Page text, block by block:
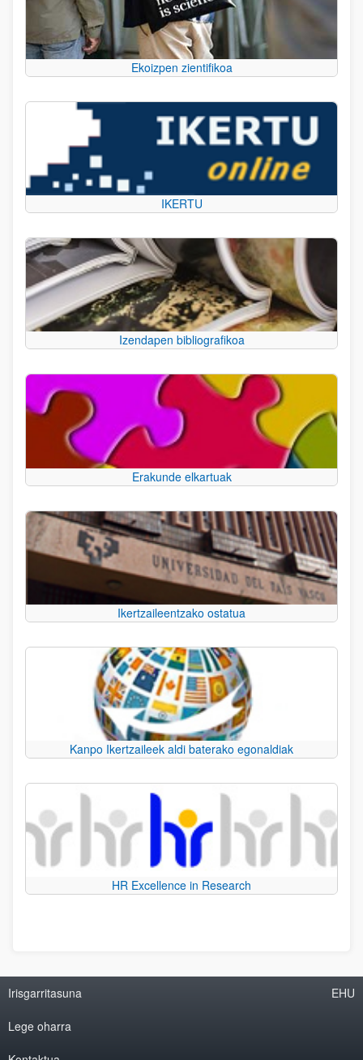
Ekoizpen zientifikoa
IKERTU
Izendapen bibliografikoa
Erakunde elkartuak
Ikertzaileentzako ostatua
Kanpo Ikertzaileek aldi baterako egonaldiak
HR Excellence in Research
Irisgarritasuna
Lege oharra
EHU